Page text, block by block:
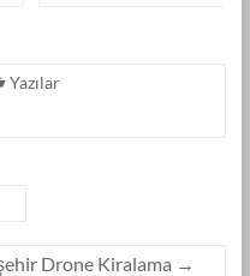
Yazılar
Drone Kiralama →